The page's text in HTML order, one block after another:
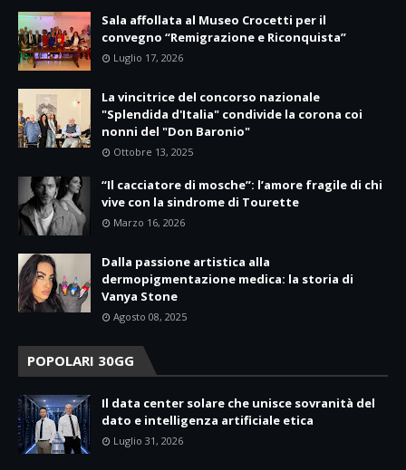
Sala affollata al Museo Crocetti per il
convegno “Remigrazione e Riconquista”
Luglio 17, 2026
La vincitrice del concorso nazionale
"Splendida d'Italia" condivide la corona coi
nonni del "Don Baronio"
Ottobre 13, 2025
“Il cacciatore di mosche”: l’amore fragile di chi
vive con la sindrome di Tourette
Marzo 16, 2026
Dalla passione artistica alla
dermopigmentazione medica: la storia di
Vanya Stone
Agosto 08, 2025
POPOLARI 30GG
Il data center solare che unisce sovranità del
dato e intelligenza artificiale etica
Luglio 31, 2026